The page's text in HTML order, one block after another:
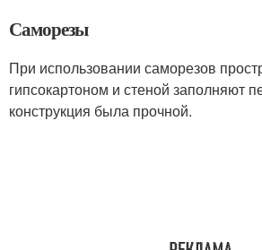
Саморезы
При использовании саморезов
гипсокартоном и стеной заполняют
конструкция была прочной.